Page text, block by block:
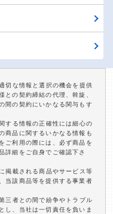
切な情報と選択の機会を提供
との契約締結の代理、斡旋、
間の契約にいかなる関与もす
する情報の正確性には細心の
商品に関するいかなる情報も
ご利用の際には、必ず商品を
詳細をご自身でご確認下さ
掲載される商品やサービス等
当該商品等を提供する事業者
三者との間で紛争やトラブル
し、当社は一切責任を負いま